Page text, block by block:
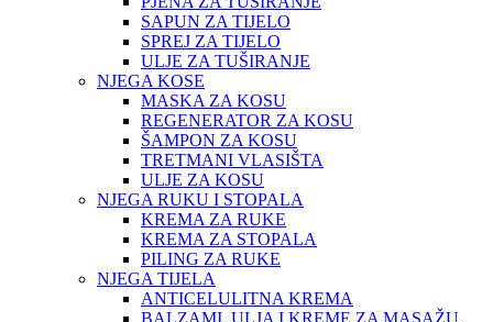
SAPUN ZA TIJELO
SPREJ ZA TIJELO
ULJE ZA TUŠIRANJE
NJEGA KOSE
MASKA ZA KOSU
REGENERATOR ZA KOSU
ŠAMPON ZA KOSU
TRETMANI VLASIŠTA
ULJE ZA KOSU
NJEGA RUKU I STOPALA
KREMA ZA RUKE
KREMA ZA STOPALA
PILING ZA RUKE
NJEGA TIJELA
ANTICELULITNA KREMA
BALZAMI, ULJA I KREME ZA MASAŽU